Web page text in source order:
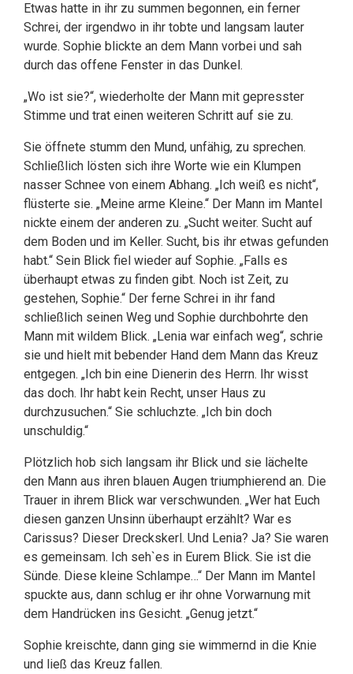
Etwas hatte in ihr zu summen begonnen, ein ferner
Schrei, der irgendwo in ihr tobte und langsam lauter
wurde. Sophie blickte an dem Mann vorbei und sah
durch das offene Fenster in das Dunkel.
„Wo ist sie?“, wiederholte der Mann mit gepresster
Stimme und trat einen weiteren Schritt auf sie zu.
Sie öffnete stumm den Mund, unfähig, zu sprechen.
Schließlich lösten sich ihre Worte wie ein Klumpen
nasser Schnee von einem Abhang. „Ich weiß es nicht“,
flüsterte sie. „Meine arme Kleine.“ Der Mann im Mantel
nickte einem der anderen zu. „Sucht weiter. Sucht auf
dem Boden und im Keller. Sucht, bis ihr etwas gefunden
habt.“ Sein Blick fiel wieder auf Sophie. „Falls es
überhaupt etwas zu finden gibt. Noch ist Zeit, zu
gestehen, Sophie.“ Der ferne Schrei in ihr fand
schließlich seinen Weg und Sophie durchbohrte den
Mann mit wildem Blick. „Lenia war einfach weg“, schrie
sie und hielt mit bebender Hand dem Mann das Kreuz
entgegen. „Ich bin eine Dienerin des Herrn. Ihr wisst
das doch. Ihr habt kein Recht, unser Haus zu
durchzusuchen.“ Sie schluchzte. „Ich bin doch
unschuldig.“
Plötzlich hob sich langsam ihr Blick und sie lächelte
den Mann aus ihren blauen Augen triumphierend an. Die
Trauer in ihrem Blick war verschwunden. „Wer hat Euch
diesen ganzen Unsinn überhaupt erzählt? War es
Carissus? Dieser Dreckskerl. Und Lenia? Ja? Sie waren
es gemeinsam. Ich seh`es in Eurem Blick. Sie ist die
Sünde. Diese kleine Schlampe…“ Der Mann im Mantel
spuckte aus, dann schlug er ihr ohne Vorwarnung mit
dem Handrücken ins Gesicht. „Genug jetzt.“
Sophie kreischte, dann ging sie wimmernd in die Knie
und ließ das Kreuz fallen.